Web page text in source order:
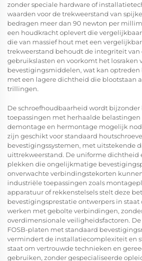
zonder speciale hardware of
waarden voor de trekweerstand van
bedragen meer dan 90 newton per
een houdkracht oplevert die
die van massief hout met een
trekweerstand behoudt de integriteit
gebruikslasten en voorkomt het losraken
bevestigingsmiddelen, wat kan
met een lagere dichtheid die blootstaan
trillingen.
De schroefhoudbaarheid wordt
toepassingen met herhaalde belastingen
demontage en hermontage mogelijk
zijn geschikt voor standaard
bevestigingssystemen, met uitstekende
uittrekweerstand. De uniforme dichtheid
plekken die ongelijkmatige
onverwachte verbindingstekorten
industriële toepassingen zoals
apparatuur of rekkenstelsels stelt deze
bevestigingsprestatie ontwerpers in
werken met gebolte verbindingen,
overdimensionale veiligheidsfactoren.
FOSB-platen met standaard
vermindert de installatiecomplexiteit en
staat om vertrouwde technieken en
gebruiken, zonder gespecialiseerde